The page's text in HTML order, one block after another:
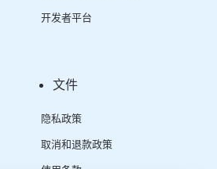
开发者平台
文件
隐私政策
取消和退款政策